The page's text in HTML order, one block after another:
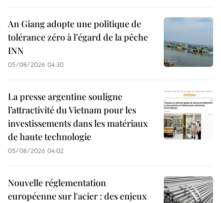
An Giang adopte une politique de
tolérance zéro à l’égard de la pêche
INN
05/08/2026 04:30
La presse argentine souligne
l’attractivité du Vietnam pour les
investissements dans les matériaux
de haute technologie
05/08/2026 04:02
Nouvelle réglementation
européenne sur l'acier : des enjeux